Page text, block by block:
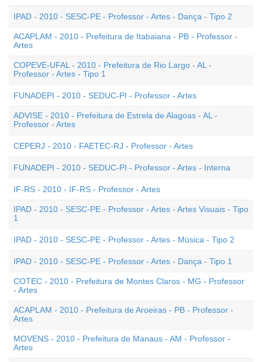
IPAD - 2010 - SESC-PE - Professor - Artes - Dança - Tipo 2
ACAPLAM - 2010 - Prefeitura de Itabaiana - PB - Professor -
Artes
COPEVE-UFAL - 2010 - Prefeitura de Rio Largo - AL -
Professor - Artes - Tipo 1
FUNADEPI - 2010 - SEDUC-PI - Professor - Artes
ADVISE - 2010 - Prefeitura de Estrela de Alagoas - AL -
Professor - Artes
CEPERJ - 2010 - FAETEC-RJ - Professor - Artes
FUNADEPI - 2010 - SEDUC-PI - Professor - Artes - Interna
IF-RS - 2010 - IF-RS - Professor - Artes
IPAD - 2010 - SESC-PE - Professor - Artes - Artes Visuais - Tipo
1
IPAD - 2010 - SESC-PE - Professor - Artes - Música - Tipo 2
IPAD - 2010 - SESC-PE - Professor - Artes - Dança - Tipo 1
COTEC - 2010 - Prefeitura de Montes Claros - MG - Professor
- Artes
ACAPLAM - 2010 - Prefeitura de Aroeiras - PB - Professor -
Artes
MOVENS - 2010 - Prefeitura de Manaus - AM - Professor -
Artes